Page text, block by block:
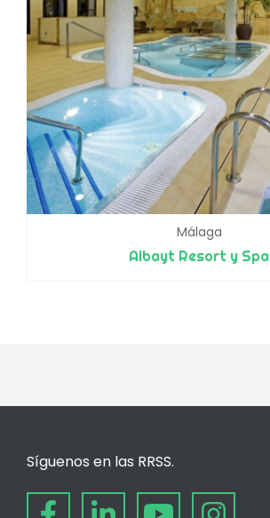
Málaga
Albayt Resort y Spa
Síguenos en las RRSS.